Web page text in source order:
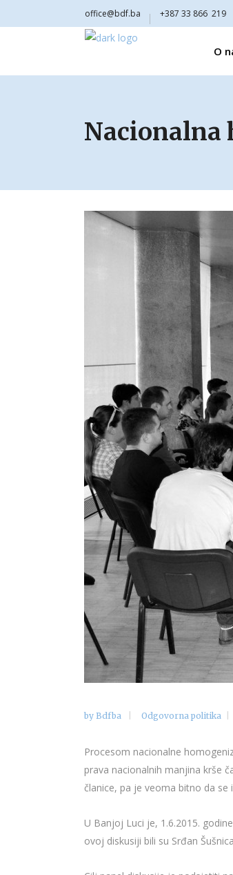
office@bdf.ba +387 33 866 219
O
Nacionalna
by Bdfba Odgovorna politika
Procesom nacionalne
prava nacionalnih manjina krše
članice, pa je veoma bitno da
U Banjoj Luci je, 1.6.2015.
ovoj diskusiji bili su Srđan